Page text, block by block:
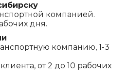
компанией.
дня.
компанию, 1-3
от 2 до 10 рабочих